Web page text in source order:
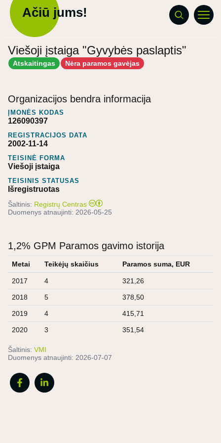
Ačiū jums!
Viešoji įstaiga "Gyvybės paslaptis"
Atskaitingas Nėra paramos gavėjas
Organizacijos bendra informacija
ĮMONĖS KODAS
126090397
REGISTRACIJOS DATA
2002-11-14
TEISINĖ FORMA
Viešoji įstaiga
TEISINIS STATUSAS
Išregistruotas
Šaltinis: Registrų Centras
Duomenys atnaujinti: 2026-05-25
1,2% GPM Paramos gavimo istorija
Metai Teikėjų skaičius Paramos suma, EUR
2017 4 321,26
2018 5 378,50
2019 4 415,71
2020 3 351,54
Šaltinis: VMI
Duomenys atnaujinti: 2026-07-07